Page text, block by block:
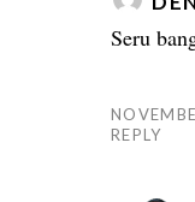
Seru
REPLY